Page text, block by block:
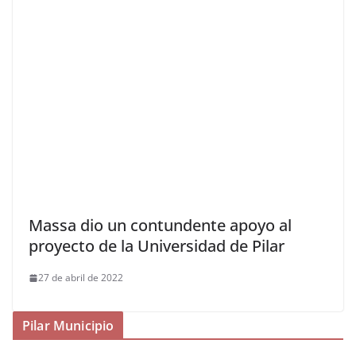
Massa dio un contundente apoyo al
proyecto de la Universidad de Pilar
27 de abril de 2022
Pilar Municipio